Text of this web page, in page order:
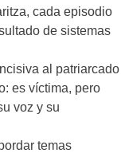
cada episodio
de sistemas
al patriarcado
es víctima, pero
voz y su
temas